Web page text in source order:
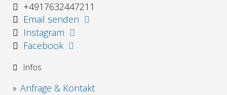
+4917632447211
Email senden
Instagram
Facebook
Infos
Anfrage & Kontakt